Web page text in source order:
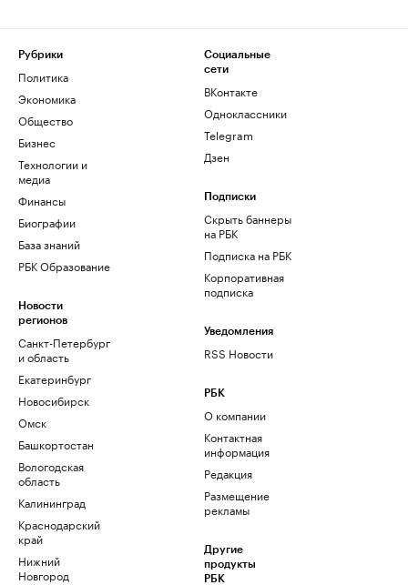
Рубрики
Политика
Экономика
Общество
Бизнес
Технологии и
медиа
Финансы
Биографии
База знаний
РБК Образование
Новости
регионов
Санкт-Петербург
и область
Екатеринбург
Новосибирск
Омск
Башкортостан
Вологодская
область
Калининград
Краснодарский
край
Нижний
Новгород
Социальные
сети
ВКонтакте
Одноклассники
Telegram
Дзен
Подписки
Скрыть баннеры
на РБК
Подписка на РБК
Корпоративная
подписка
Уведомления
RSS Новости
РБК
О компании
Контактная
информация
Редакция
Размещение
рекламы
Другие
продукты
РБК